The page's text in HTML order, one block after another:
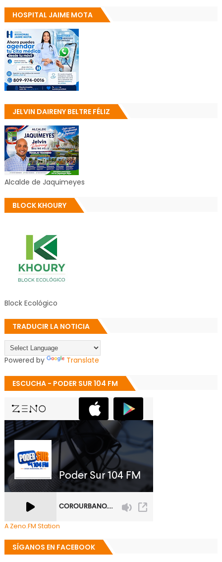
HOSPITAL JAIME MOTA
JELVIN DAIRENY BELTRE FÉLIZ
Alcalde de Jaquimeyes
BLOCK KHOURY
Block Ecológico
TRADUCIR LA NOTICIA
Powered by Translate
ESCUCHA - PODER SUR 104 FM
A Zeno.FM Station
SÍGANOS EN FACEBOOK